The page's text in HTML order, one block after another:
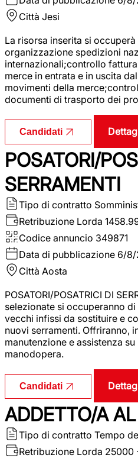
Città Jesi
La risorsa inserita si
organizzazione spedizioni
internazionali;controllo
merce in entrata e in uscita
movimenti della
documenti di trasporto dei
Candidati
POSATORI/
SERRAMENTI
Tipo di contratto
Retribuzione Lorda
Codice annuncio 349871
Data di pubblicazione 6/8/
Città Aosta
POSATORI/POSATRICI DI
selezionate si occuperanno
vecchi infissi da sostituire e
nuovi serramenti. Offriranno,
manutenzione e assistenza
manodopera.
Candidati
ADDETTO/A
Tipo di contratto Tempo
Retribuzione Lorda 25000